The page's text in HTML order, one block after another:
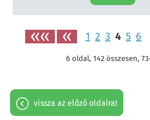
«« « 1 2 3 4 5 6
6 oldal, 142 összesen,
vissza az előző oldalra!